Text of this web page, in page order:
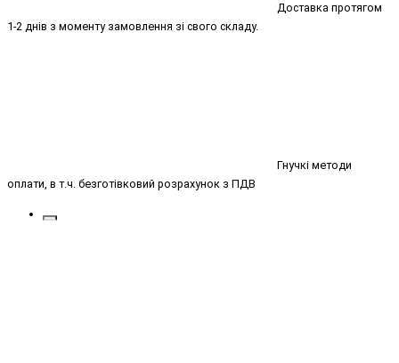
Доставка протягом
1-2 днів з моменту замовлення зі свого складу.
Гнучкі методи
оплати, в т.ч. безготівковий розрахунок з ПДВ